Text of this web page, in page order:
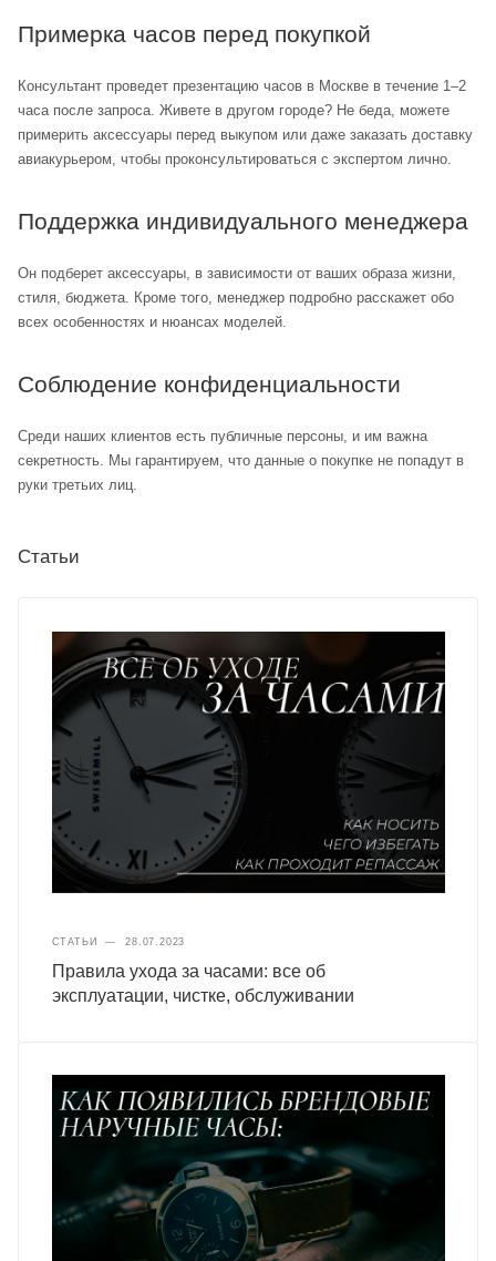
Примерка часов перед покупкой
Консультант проведет презентацию часов в Москве в течение 1–2
часа после запроса. Живете в другом городе? Не беда, можете
примерить аксессуары перед выкупом или даже заказать доставку
авиакурьером, чтобы проконсультироваться с экспертом лично.
Поддержка индивидуального менеджера
Он подберет аксессуары, в зависимости от ваших образа жизни,
стиля, бюджета. Кроме того, менеджер подробно расскажет обо
всех особенностях и нюансах моделей.
Соблюдение конфиденциальности
Среди наших клиентов есть публичные персоны, и им важна
секретность. Мы гарантируем, что данные о покупке не попадут в
руки третьих лиц.
Статьи
СТАТЬИ — 28.07.2023
Правила ухода за часами: все об
эксплуатации, чистке, обслуживании